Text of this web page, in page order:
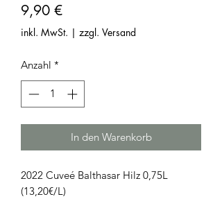
9,90 €Preis
inkl. MwSt. | zzgl. Versand
Anzahl *
In den Warenkorb
2022 Cuveé Balthasar Hilz 0,75L
(13,20€/L)